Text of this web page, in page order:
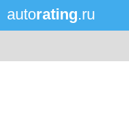
autorating.ru